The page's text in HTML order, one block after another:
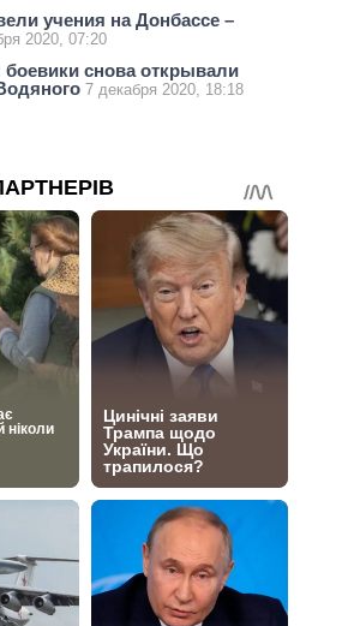
учения на Донбассе –
2020, 07:20
снова открывали
7 декабря 2020, 18:18